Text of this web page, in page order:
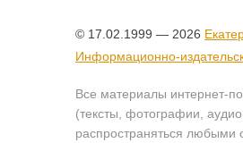
© 17.02.1999 — 2026
Информационно-
Все материалы интернет-
(тексты, фотографии,
распространяться любыми